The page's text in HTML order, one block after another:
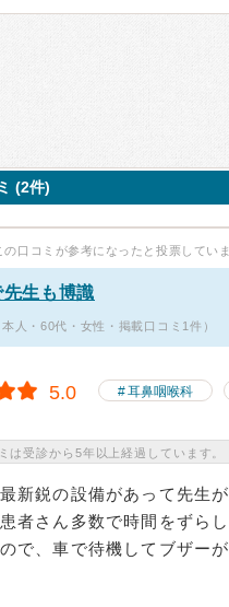
(2件)
の口コミが参考になったと投票していま
生も博識
人・60代・女性・掲載口コミ1件）
5.0 耳鼻咽喉科
は受診から5年以上経過しています。
新鋭の設備があって先生
者さん多数で時間をずら
で、車で待機してブザー